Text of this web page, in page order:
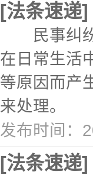
[法条速递]
民事纠纷
在日常生活
等原因而产
来处理。
发布时间：
[法条速递]